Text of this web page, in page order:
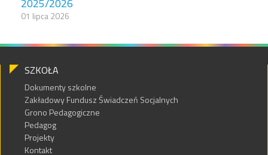
2025/2026
01 lipca 2026
SZKOŁA
Dokumenty szkolne
Zakładowy Fundusz Świadczeń Socjalnych
Grono Pedagogiczne
Pedagog
Projekty
Kontakt